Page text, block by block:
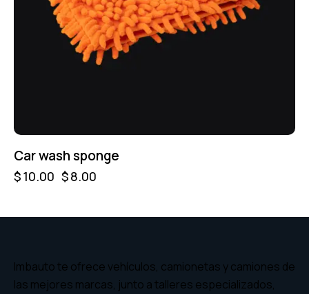
Car wash sponge
$10.00 $8.00
Imbauto te ofrece vehículos, camionetas y camiones de
las mejores marcas, junto a talleres especializados,